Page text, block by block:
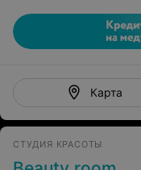
Карта
СТУДИЯ КРАСОТЫ